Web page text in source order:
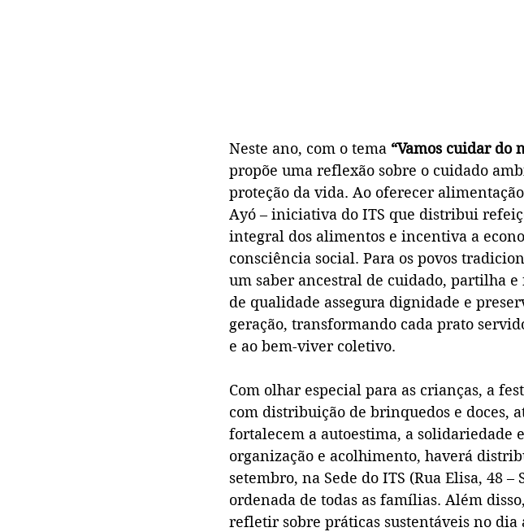
Neste ano, com o tema “Vamos cuidar do
propõe uma reflexão sobre o cuidado
proteção da vida. Ao oferecer
Ayó – iniciativa do ITS que distribui
integral dos alimentos e incentiva a
consciência social. Para os povos
um saber ancestral de cuidado, partilha
de qualidade assegura dignidade e
geração, transformando cada prato
e ao bem-viver coletivo.
Com olhar especial para as crianças, a
com distribuição de brinquedos e doces,
fortalecem a autoestima, a solidariedade
organização e acolhimento, haverá
setembro, na Sede do ITS (Rua Elisa, 48
ordenada de todas as famílias. Além
refletir sobre práticas sustentáveis no dia